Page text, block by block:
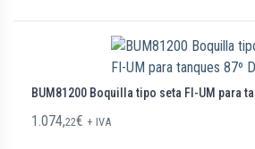
BUM81200 Boquilla tipo seta FI-UM para
1.074,22€ + IVA